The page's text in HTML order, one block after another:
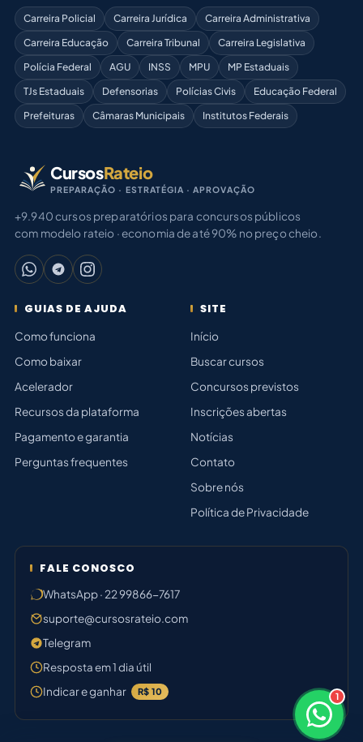
× 1
Carreira Policial Carreira Jurídica
Carreira Administrativa
Carreira Educação
Carreira Tribunal
Carreira Legislativa
Polícia Federal
AGU INSS MPU
MP Estaduais
TJs Estaduais
Defensorias Polícias Civis
Educação Federal
Prefeituras
Câmaras Municipais Institutos Federais
CursosRateio
PREPARAÇÃO · ESTRATÉGIA · APROVAÇÃO
+9.940 cursos preparatórios para concursos públicos
com modelo rateio · economia de até 90% no preço cheio.
GUIAS DE AJUDA
Como funciona
Como baixar
Acelerador
Recursos da plataforma
Pagamento e garantia
Perguntas frequentes
SITE
Início
Buscar cursos
Concursos previstos
Inscrições abertas
Notícias
Contato
Sobre nós
Política de Privacidade
FALE CONOSCO
WhatsApp · 22 99866-7617
suporte@cursosrateio.com
Telegram
Resposta em 1 dia útil
Indicar e ganhar
R$ 10